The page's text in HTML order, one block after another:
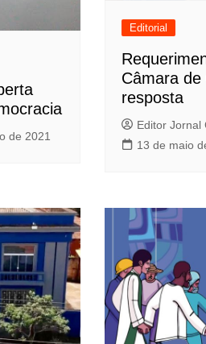
de 2021
Editorial
Câmara
resposta
Editor Jornal
13 de maio